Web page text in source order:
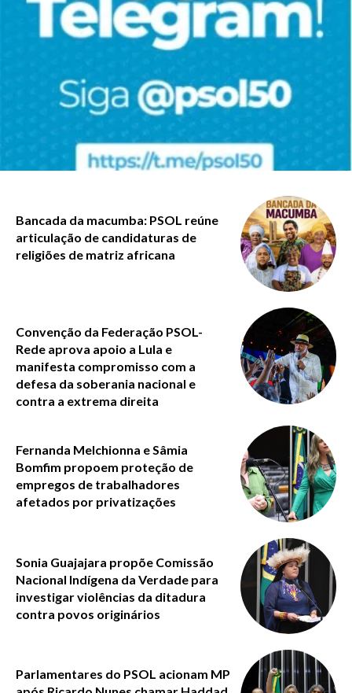
Bancada da macumba: PSOL reúne
articulação de candidaturas de
religiões de matriz africana
Convenção da Federação PSOL-
Rede aprova apoio a Lula e
manifesta compromisso com a
defesa da soberania nacional e
contra a extrema direita
Fernanda Melchionna e Sâmia
Bomfim propoem proteção de
empregos de trabalhadores
afetados por privatizações
Sonia Guajajara propõe Comissão
Nacional Indígena da Verdade para
investigar violências da ditadura
contra povos originários
Parlamentares do PSOL acionam MP